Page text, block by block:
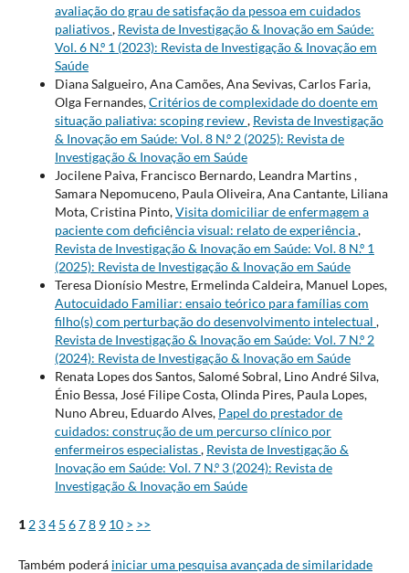
avaliação do grau de satisfação da pessoa em cuidados
paliativos, Revista de Investigação & Inovação em Saúde:
Vol. 6 N.º 1 (2023): Revista de Investigação & Inovação em
Saúde
Diana Salgueiro, Ana Camões, Ana Sevivas, Carlos Faria,
Olga Fernandes,Critérios de complexidade do doente em
situação paliativa: scoping review, Revista de Investigação
& Inovação em Saúde: Vol. 8 N.º 2 (2025): Revista de
Investigação & Inovação em Saúde
Jocilene Paiva, Francisco Bernardo, Leandra Martins ,
Samara Nepomuceno, Paula Oliveira, Ana Cantante, Liliana
Mota, Cristina Pinto,Visita domiciliar de enfermagem a
paciente com deficiência visual: relato de experiência,
Revista de Investigação & Inovação em Saúde: Vol. 8 N.º 1
(2025): Revista de Investigação & Inovação em Saúde
Teresa Dionísio Mestre, Ermelinda Caldeira, Manuel Lopes,
Autocuidado Familiar: ensaio teórico para famílias com
filho(s) com perturbação do desenvolvimento intelectual ,
Revista de Investigação & Inovação em Saúde: Vol. 7 N.º 2
(2024): Revista de Investigação & Inovação em Saúde
Renata Lopes dos Santos, Salomé Sobral, Lino André Silva,
Énio Bessa, José Filipe Costa, Olinda Pires, Paula Lopes,
Nuno Abreu, Eduardo Alves, Papel do prestador de
cuidados: construção de um percurso clínico por
enfermeiros especialistas, Revista de Investigação &
Inovação em Saúde: Vol. 7 N.º 3 (2024): Revista de
Investigação & Inovação em Saúde
1 2 34 5 678 9 10 > >>
Também poderá iniciar uma pesquisa avançada de similaridade